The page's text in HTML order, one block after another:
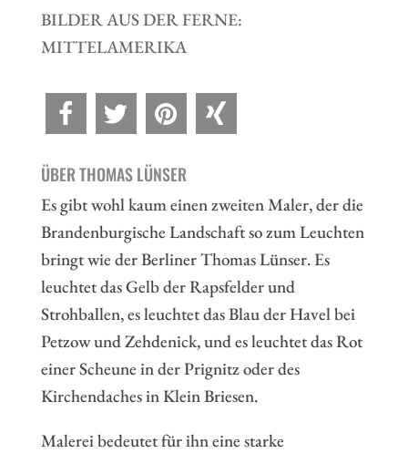
BILDER AUS DER FERNE:
MITTELAMERIKA
ÜBER THOMAS LÜNSER
Es gibt wohl kaum einen zweiten Maler, der die
Brandenburgische Landschaft so zum Leuchten
bringt wie der Berliner Thomas Lünser. Es
leuchtet das Gelb der Rapsfelder und
Strohballen, es leuchtet das Blau der Havel bei
Petzow und Zehdenick, und es leuchtet das Rot
einer Scheune in der Prignitz oder des
Kirchendaches in Klein Briesen.
Malerei bedeutet für ihn eine starke